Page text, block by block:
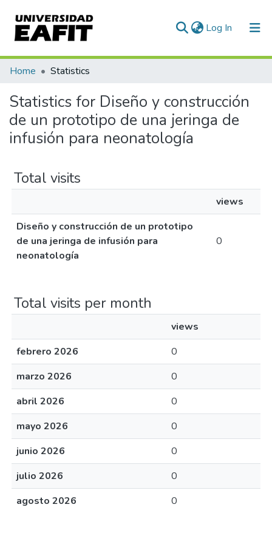
Log In (current)
Communities & Collections
All of DSpace
Home Statistics
Statistics for Diseño y construcción
de un prototipo de una jeringa de
infusión para neonatología
Total visits
views
Diseño y construcción de un prototipo
de una jeringa de infusión para
neonatología
0
Total visits per month
views
febrero 2026
0
marzo 2026
0
abril 2026
0
mayo 2026
0
junio 2026
0
julio 2026
0
agosto 2026
0